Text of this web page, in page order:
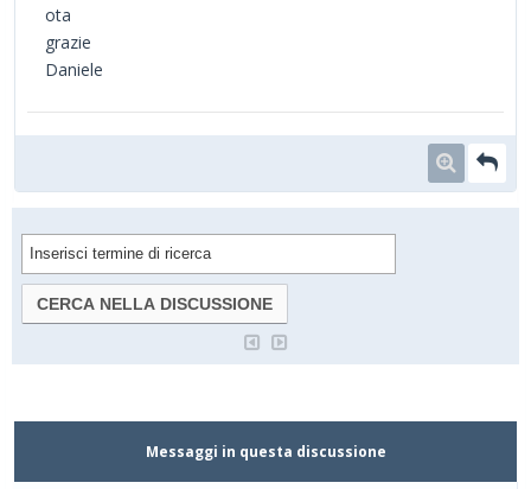
ota
grazie
Daniele
Messaggi in questa discussione